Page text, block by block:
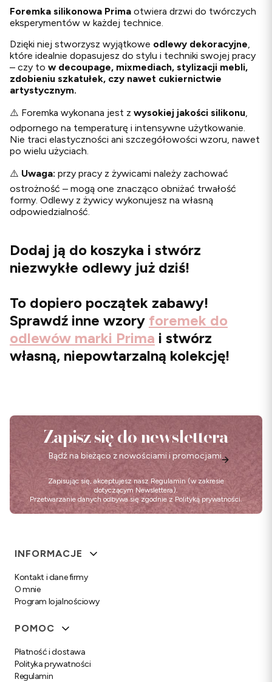
Foremka silikonowa Prima otwiera drzwi do twórczych
eksperymentów w każdej technice.
Dzięki niej stworzysz wyjątkowe odlewy dekoracyjne,
które idealnie dopasujesz do stylu i techniki swojej pracy
– czy to w decoupage, mixmediach, stylizacji mebli,
zdobieniu szkatułek, czy nawet cukiernictwie
artystycznym.
⚠️ Foremka wykonana jest z wysokiej jakości silikonu,
odpornego na temperaturę i intensywne użytkowanie.
Nie traci elastyczności ani szczegółowości wzoru, nawet
po wielu użyciach.
⚠️ Uwaga: przy pracy z żywicami należy zachować
ostrożność – mogą one znacząco obniżać trwałość
formy. Odlewy z żywicy wykonujesz na własną
odpowiedzialność.
Dodaj ją do koszyka i stwórz
niezwykłe odlewy już dziś!
To dopiero początek zabawy!
Sprawdź inne wzory foremek do
odlewów marki Prima i stwórz
własną, niepowtarzalną kolekcję!
Zapisz się do newslettera
Bądź na bieżąco z nowościami i promocjami.
Zapisując się, akceptujesz nasz Regulamin (w zakresie
dotyczącym Newslettera).
Przetwarzanie danych odbywa się zgodnie z Polityką prywatności.
Linki w stopce
INFORMACJE
Kontakt i dane firmy
O mnie
Program lojalnościowy
POMOC
Płatność i dostawa
Polityka prywatności
Regulamin